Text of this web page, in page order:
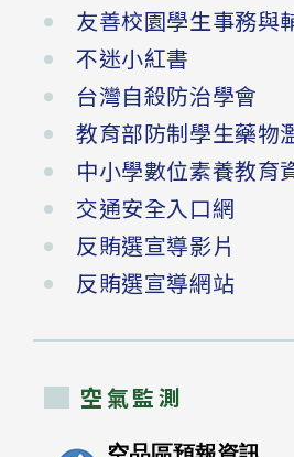
友善校園學生事務與
不迷小紅書
台灣自殺防治學會
教育部防制學生藥物
中小學數位素養教育
交通安全入口網
反賄選宣導影片
反賄選宣導網站
空氣監測